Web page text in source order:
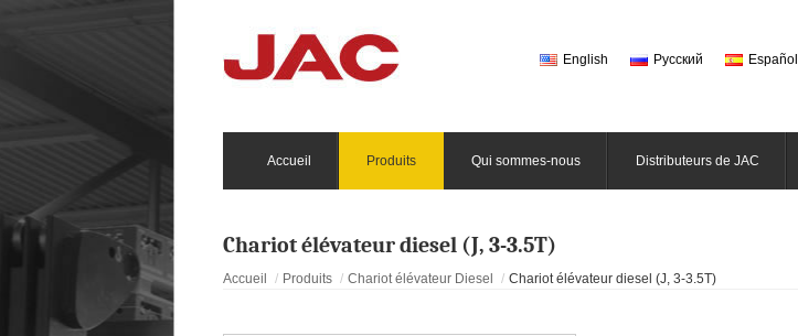
English Русский Español
Accueil Produits Qui sommes-nous Distributeurs de JAC
Chariot élévateur diesel (J, 3-3.5T)
Accueil Produits Chariot élévateur Diesel Chariot élévateur diesel (J, 3-3.5T)